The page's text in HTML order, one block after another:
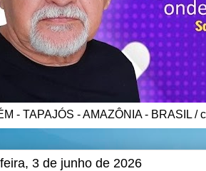
- TAPAJÓS - AMAZÔNIA - BRASIL /
3 de junho de 2026